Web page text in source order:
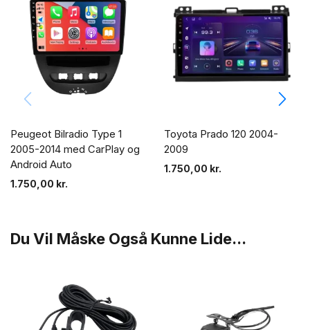
Peugeot Bilradio Type 1
2005-2014 med CarPlay og
Android Auto
1.750,00 kr.
Toyota Prado 120 2004-
2009
1.750,00 kr.
Du Vil Måske Også Kunne Lide...